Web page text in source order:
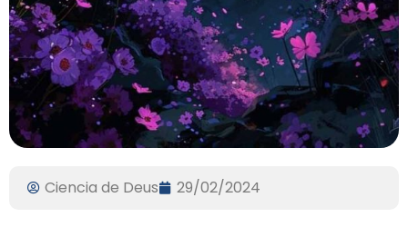
Ciencia de Deus 29/02/2024